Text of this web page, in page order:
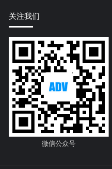
关注我们
微信公众号